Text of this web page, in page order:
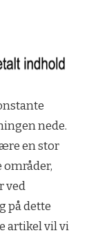
nede.
en stor
områder,
ved
på dette
artikel vil vi